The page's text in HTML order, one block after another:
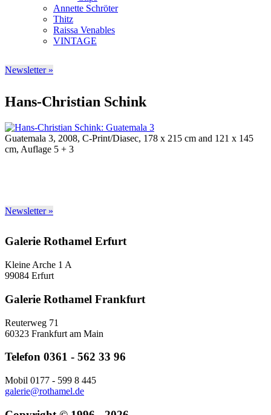
Annette Schröter
Thitz
Raissa Venables
VINTAGE
Newsletter »
Hans-Christian Schink
Guatemala 3, 2008, C-Print/Diasec, 178 x 215 cm and 121 x 145
cm, Auflage 5 + 3
Newsletter »
Galerie Rothamel Erfurt
Kleine Arche 1 A
99084 Erfurt
Galerie Rothamel Frankfurt
Reuterweg 71
60323 Frankfurt am Main
Telefon 0361 - 562 33 96
Mobil 0177 - 599 8 445
galerie@rothamel.de